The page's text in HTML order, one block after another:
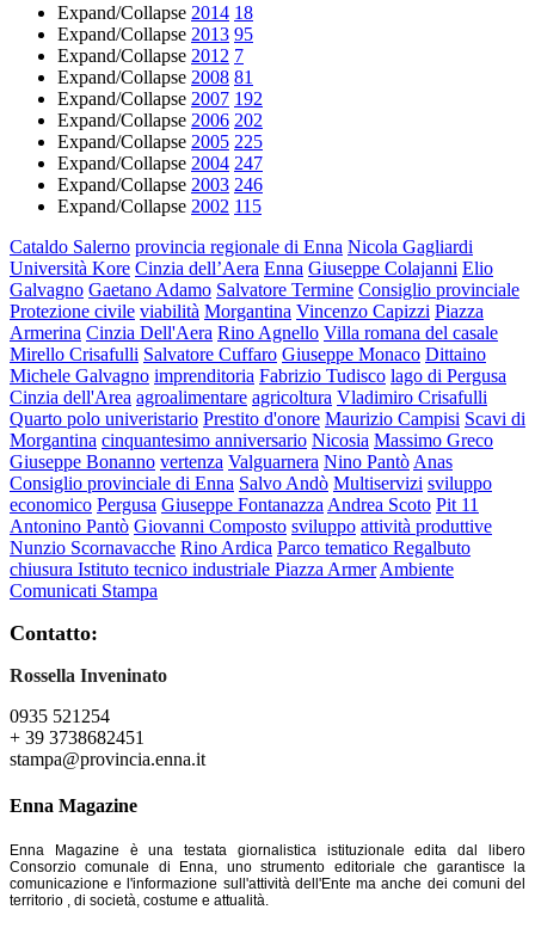
Expand/Collapse 2014 18
Expand/Collapse 2013 95
Expand/Collapse 2012 7
Expand/Collapse 2008 81
Expand/Collapse 2007 192
Expand/Collapse 2006 202
Expand/Collapse 2005 225
Expand/Collapse 2004 247
Expand/Collapse 2003 246
Expand/Collapse 2002 115
Cataldo Salerno provincia regionale di Enna Nicola Gagliardi
Università Kore Cinzia dell’Aera Enna Giuseppe Colajanni Elio
Galvagno Gaetano Adamo Salvatore Termine Consiglio provinciale
Protezione civile viabilità Morgantina Vincenzo Capizzi Piazza
Armerina Cinzia Dell'Aera Rino Agnello Villa romana del casale
Mirello Crisafulli Salvatore Cuffaro Giuseppe Monaco Dittaino
Michele Galvagno imprenditoria Fabrizio Tudisco lago di Pergusa
Cinzia dell'Area agroalimentare agricoltura Vladimiro Crisafulli
Quarto polo univeristario Prestito d'onore Maurizio Campisi Scavi di
Morgantina cinquantesimo anniversario Nicosia Massimo Greco
Giuseppe Bonanno vertenza Valguarnera Nino Pantò Anas
Consiglio provinciale di Enna Salvo Andò Multiservizi sviluppo
economico Pergusa Giuseppe Fontanazza Andrea Scoto Pit 11
Antonino Pantò Giovanni Composto sviluppo attività produttive
Nunzio Scornavacche Rino Ardica Parco tematico Regalbuto
chiusura Istituto tecnico industriale Piazza Armer Ambiente
Comunicati Stampa
Contatto:
Rossella Inveninato
0935 521254
+ 39 3738682451
stampa@provincia.enna.it
Enna Magazine
Enna Magazine è una testata giornalistica istituzionale edita dal libero
Consorzio comunale di Enna, uno strumento editoriale che garantisce la
comunicazione e l'informazione sull'attività dell'Ente ma anche dei comuni del
territorio , di società, costume e attualità.